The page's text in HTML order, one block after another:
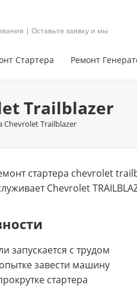
| Оставьте заявку и мы
Стартера Ремонт
Trailblazer
Chevrolet Trailblazer
стартера chevrolet
Chevrolet
запускается с трудом
завести машину
стартера